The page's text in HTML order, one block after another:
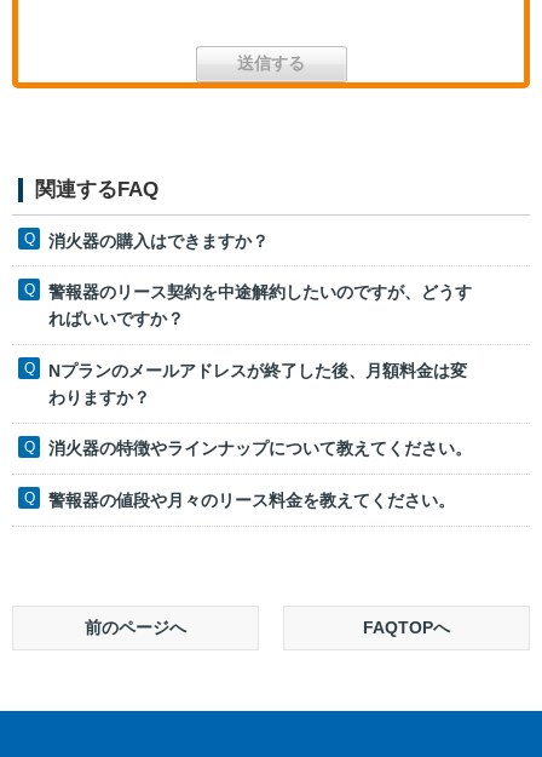
関連するFAQ
消火器の購入はできますか？
警報器のリース契約を中途解約したいのですが、どうす
ればいいですか？
Nプランのメールアドレスが終了した後、月額料金は変
わりますか？
消火器の特徴やラインナップについて教えてください。
警報器の値段や月々のリース料金を教えてください。
前のページへ FAQTOPへ